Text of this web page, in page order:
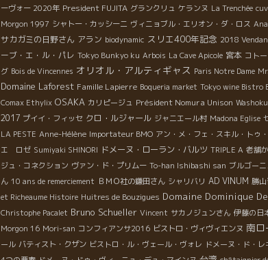
ーヴォー 2020年 President FUJITA グランクリュ ケランヌ La Trenchée
Morgon 1997 シャトー・カッシーニ ヴィニョブル・エリオン・ダ・ロス
サカガミの日野さん アラン biodynamic スリエ400年記念 2018
ーブ・エ・ル・パレ Tokyo Bunkyo ku Arbois La Cave Apicole 宮本 コト
グ Bois de Vincennes オリオル・アルティギャス Paris Notre Dame
Domaine Laforest Famille Lapierre Boqueria market Tokyo wine Bistro
Comax Ethylix OSAKA カリピージュ Président Nomura Unison Washoku
2017 プイイ・フィッセ クロ・ルジャール ジャニエール村 Madona Eglise
LA PESTE Anne-Hélène Importateur BMO アン・メ・フェ・スキル・トゥ
エ ロゼ Sumiyaki SHINORI ドメーヌ・ローラン・バルツ TRIPLE A 老舗
ジュ・コネクション ヴァン・ド・プリムー To-han Ishibashi san ブルゴー
ん 10 ans de remerciement ＢＭＯ社の鎌田さん シャリバリ AD VINUM 勝
et Richeaume Histoire Huitres de Bouzigues Domaine Dominique
Christophe Pacalet Bruno Schueller Vincent サカノジュンさん 伊藤の日
Morgon 16 Mori-san コンフィアンサ2016 ビストロ・ヴィヴィエンヌ 南ロ
ール バティスト・クザン ビストロ・ル・ヴェール・ヴォレ ドメーヌ・ド・レ